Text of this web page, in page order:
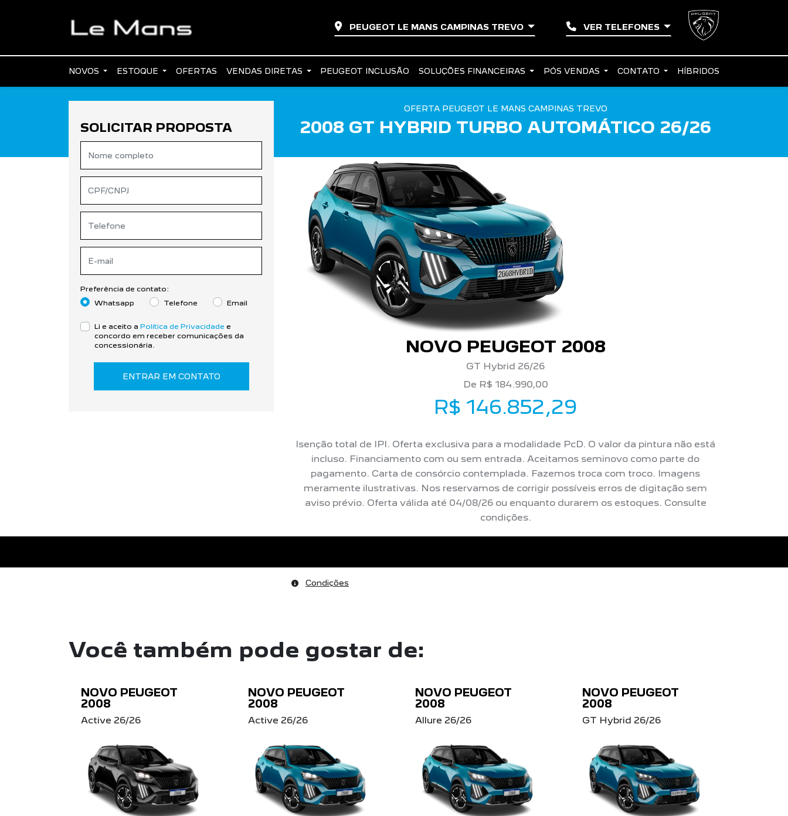
PEUGEOT LE MANS CAMPINAS TREVO VER TELEFONES
NOVOS ESTOQUE OFERTAS VENDAS DIRETAS PEUGEOT INCLUSÃO SOLUÇÕES FINANCEIRAS PÓS VENDAS CONTATO HÍBRIDOS
OFERTA PEUGEOT LE MANS CAMPINAS TREVO
2008 GT HYBRID TURBO AUTOMÁTICO 26/26
NOVO PEUGEOT 2008
GT Hybrid 26/26
De R$ 184.990,00
R$ 146.852,29
Isenção total de IPI. Oferta exclusiva para a modalidade PcD. O valor da pintura não está
incluso. Financiamento com ou sem entrada. Aceitamos seminovo como parte do
pagamento. Carta de consórcio contemplada. Fazemos troca com troco. Imagens
meramente ilustrativas. Nos reservamos de corrigir possíveis erros de digitação sem
aviso prévio. Oferta válida até 04/08/26 ou enquanto durarem os estoques. Consulte
condições.
SOLICITAR PROPOSTA
Preferência de contato:
Whatsapp
Telefone Email
Li e aceito a Política de Privacidade e
concordo em receber comunicações da
concessionária.
ENTRAR EM CONTATO
Condições
Você também pode gostar de:
NOVO PEUGEOT
2008
Active 26/26
NOVO PEUGEOT
2008
Active 26/26
NOVO PEUGEOT
2008
Allure 26/26
NOVO PEUGEOT
2008
GT Hybrid 26/26